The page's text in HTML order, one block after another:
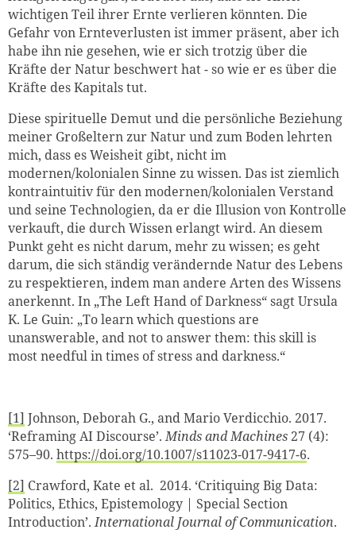
wichtigen Teil ihrer Ernte verlieren könnten. Die
Gefahr von Ernteverlusten ist immer präsent, aber ich
habe ihn nie gesehen, wie er sich trotzig über die
Kräfte der Natur beschwert hat - so wie er es über die
Kräfte des Kapitals tut.
Diese spirituelle Demut und die persönliche Beziehung
meiner Großeltern zur Natur und zum Boden lehrten
mich, dass es Weisheit gibt, nicht im
modernen/kolonialen Sinne zu wissen. Das ist ziemlich
kontraintuitiv für den modernen/kolonialen Verstand
und seine Technologien, da er die Illusion von Kontrolle
verkauft, die durch Wissen erlangt wird. An diesem
Punkt geht es nicht darum, mehr zu wissen; es geht
darum, die sich ständig verändernde Natur des Lebens
zu respektieren, indem man andere Arten des Wissens
anerkennt. In „The Left Hand of Darkness“ sagt Ursula
K. Le Guin: „To learn which questions are
unanswerable, and not to answer them: this skill is
most needful in times of stress and darkness.“
[1] Johnson, Deborah G., and Mario Verdicchio. 2017.
‘Reframing AI Discourse’.Minds and Machines27 (4):
575–90. https://doi.org/10.1007/s11023-017-9417-6.
[2] Crawford, Kate et al. 2014. ‘Critiquing Big Data:
Politics, Ethics, Epistemology | Special Section
Introduction’.International Journal of Communication.